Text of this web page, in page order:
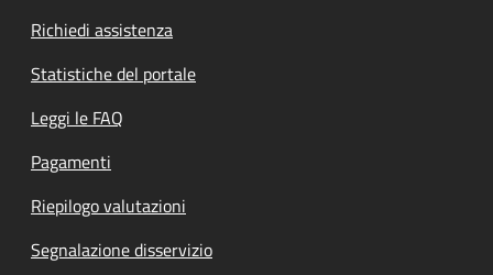
Richiedi assistenza
Statistiche del portale
Leggi le FAQ
Pagamenti
Riepilogo valutazioni
Segnalazione disservizio